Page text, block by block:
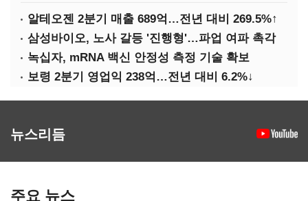
알테오젠 2분기 매출 689억…전년 대비 269.5%↑
삼성바이오, 노사 갈등 '진행형'…파업 여파 촉각
녹십자, mRNA 백신 안정성 측정 기술 확보
보령 2분기 영업익 238억…전년 대비 6.2%↓
뉴스리듬
주요 뉴스